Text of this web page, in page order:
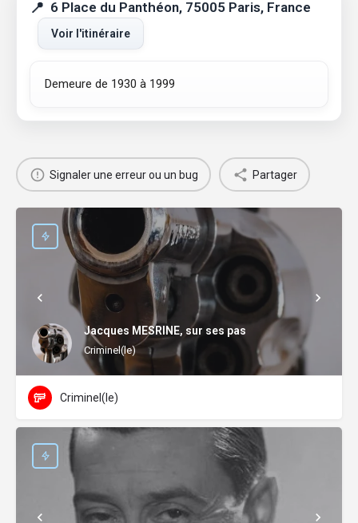
6 Place du Panthéon, 75005 Paris, France
Voir l'itinéraire
Demeure de 1930 à 1999
Signaler une erreur ou un bug Partager
Jacques MESRINE, sur ses pas
Criminel(le)
Criminel(le)